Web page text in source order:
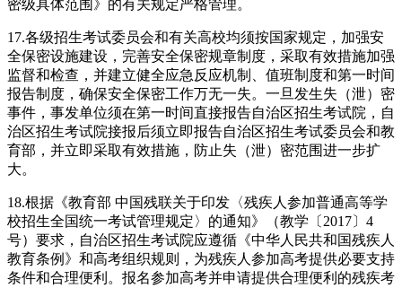
密级具体范围》的有关规定严格管理。
17.各级招生考试委员会和有关高校均须按国家规定，加强安
全保密设施建设，完善安全保密规章制度，采取有效措施加强
监督和检查，并建立健全应急反应机制、值班制度和第一时间
报告制度，确保安全保密工作万无一失。一旦发生失（泄）密
事件，事发单位须在第一时间直接报告自治区招生考试院，自
治区招生考试院接报后须立即报告自治区招生考试委员会和教
育部，并立即采取有效措施，防止失（泄）密范围进一步扩
大。
18.根据《教育部 中国残联关于印发〈残疾人参加普通高等学
校招生全国统一考试管理规定〉的通知》（教学〔2017〕4
号）要求，自治区招生考试院应遵循《中华人民共和国残疾人
教育条例》和高考组织规则，为残疾人参加高考提供必要支持
条件和合理便利。报名参加高考并申请提供合理便利的残疾考